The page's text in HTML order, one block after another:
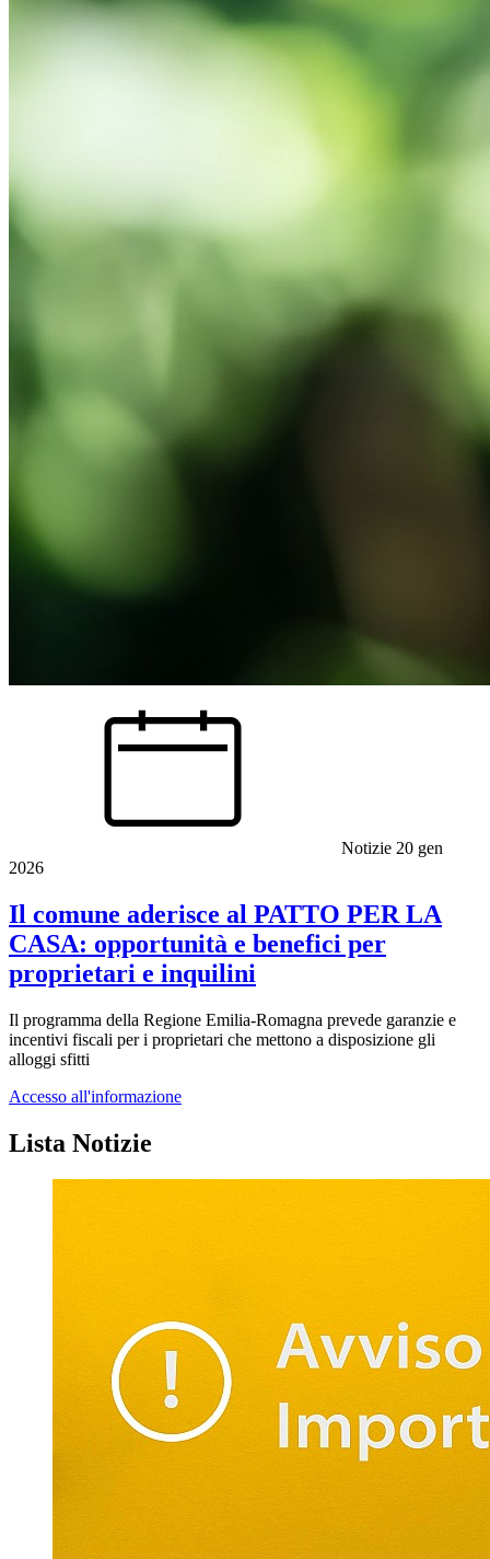
Notizie 20 gen
2026
Il comune aderisce al PATTO PER LA
CASA: opportunità e benefici per
proprietari e inquilini
Il programma della Regione Emilia-Romagna prevede garanzie e
incentivi fiscali per i proprietari che mettono a disposizione gli
alloggi sfitti
Accesso all'informazione
Lista Notizie